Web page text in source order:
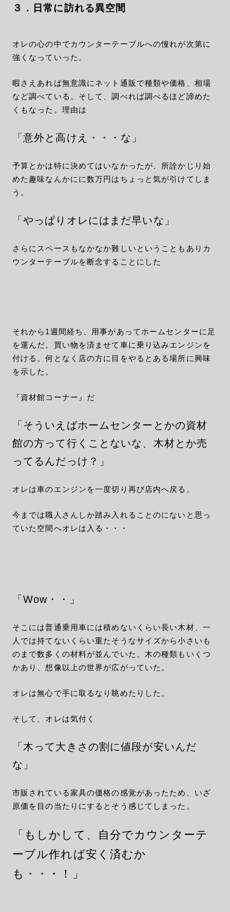
３．日常に訪れる異空間
オレの心の中でカウンターテーブルへの憧れが次第に
強くなっていった。
暇さえあれば無意識にネット通販で種類や価格、相場
など調べている。そして、調べれば調べるほど諦めた
くもなった。理由は
「意外と高けえ・・・な」
予算とかは特に決めてはいなかったが、所詮かじり始
めた趣味なんかにに数万円はちょっと気が引けてしま
う。
「やっぱりオレにはまだ早いな」
さらにスペースもなかなか難しいということもありカ
ウンターテーブルを断念することにした
それから1週間経ち、用事があってホームセンターに足
を運んだ。買い物を済ませて車に乗り込みエンジンを
付ける。何となく店の方に目をやるとある場所に興味
を示した。
『資材館コーナー』だ
「そういえばホームセンターとかの資材
館の方って行くことないな、木材とか売
ってるんだっけ？」
オレは車のエンジンを一度切り再び店内へ戻る。
今までは職人さんしか踏み入れることのにないと思っ
ていた空間へオレは入る・・・
「Wow・・」
そこには普通乗用車には積めないくらい長い木材、一
人では持てないくらい重たそうなサイズから小さいも
のまで数多くの材料が並んでいた。木の種類もいくつ
かあり、想像以上の世界が広がっていた。
オレは無心で手に取るなり眺めたりした。
そして、オレは気付く
「木って大きさの割に値段が安いんだ
な」
市販されている家具の価格の感覚があったため、いざ
原価を目の当たりにするとそう感じてしまった。
「もしかして、自分でカウンターテ
ーブル作れば安く済むか
も・・・！」